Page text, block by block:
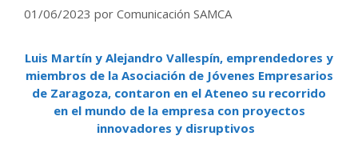
01/06/2023 por Comunicación SAMCA
Luis Martín y Alejandro Vallespín, emprendedores y
miembros de la Asociación de Jóvenes Empresarios
de Zaragoza, contaron en el Ateneo su recorrido
en el mundo de la empresa con proyectos
innovadores y disruptivos